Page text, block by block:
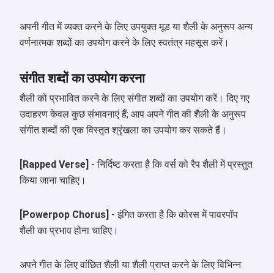
अपनी गीत में व्यक्त करने के लिए उपयुक्त मूड या शैली के अनुरूप अन्य
वर्णनात्मक शब्दों का उपयोग करने के लिए स्वतंत्र महसूस करें।
संगीत शब्दों का उपयोग करना
शैली को प्रभावित करने के लिए संगीत शब्दों का उपयोग करें। दिए गए
उदाहरण केवल कुछ संभावनाएं हैं; आप अपने गीत की शैली के अनुरूप
संगीत शब्दों की एक विस्तृत श्रृंखला का उपयोग कर सकते हैं।
[Rapped Verse] - निर्दिष्ट करता है कि वर्स को रैप शैली में प्रस्तुत
किया जाना चाहिए।
[Powerpop Chorus] - इंगित करता है कि कोरस में पावरपॉप
शैली का प्रभाव होना चाहिए।
अपने गीत के लिए वांछित शैली या शैली प्राप्त करने के लिए विभिन्न
नमस्ते 👋
मैं गाने बना सकता हूँ, कविताएँ और शुभकामनाएँ
इसे मुफ्त में आज़माएँ
मैं स्वीकार करता हूँ:सेवा की शर्तें,
गोपनीयता नीति